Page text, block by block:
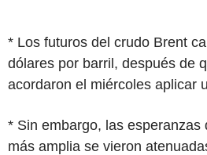
* Los futuros del crudo Brent
dólares por barril, después de
acordaron el miércoles aplicar
* Sin embargo, las esperanzas
más amplia se vieron